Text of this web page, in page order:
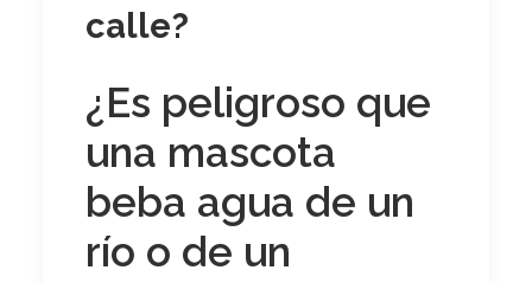
calle?
¿Es peligroso que
una mascota
beba agua de un
río o de un